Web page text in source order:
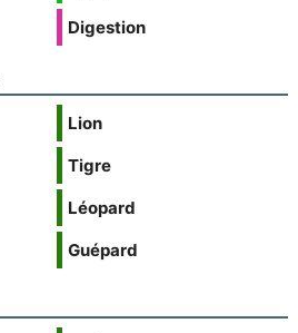
Digestion
Lion
Tigre
Léopard
Guépard